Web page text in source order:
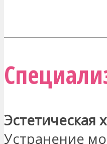
Эстетическая
Устранение